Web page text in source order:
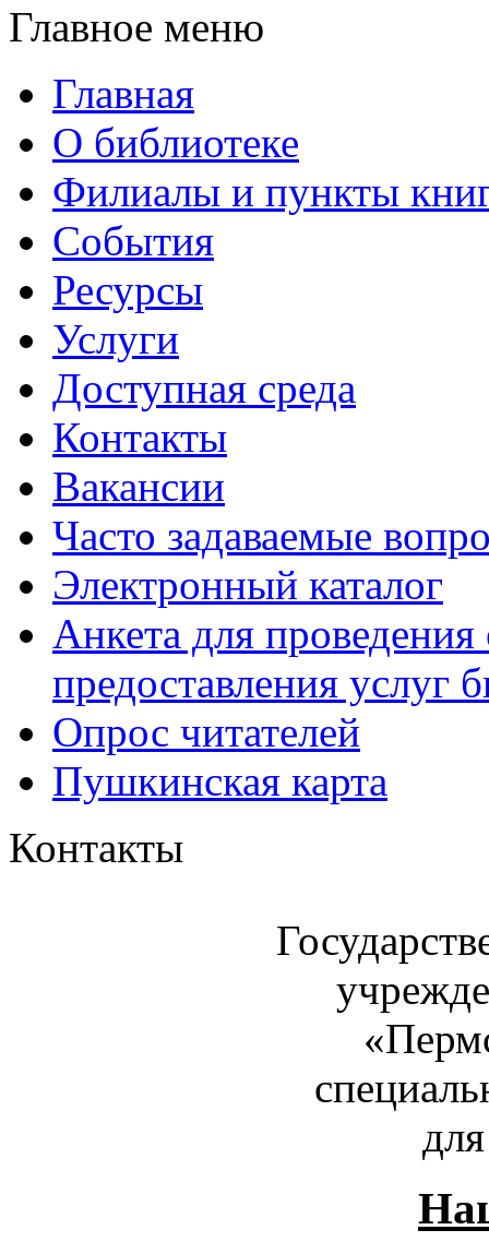
Главное меню
Главная
О библиотеке
Филиалы и пункты
События
Ресурсы
Услуги
Доступная среда
Контакты
Вакансии
Часто задаваемые
Электронный каталог
Анкета для проведения
предоставления услуг
Опрос читателей
Пушкинская карта
Контакты